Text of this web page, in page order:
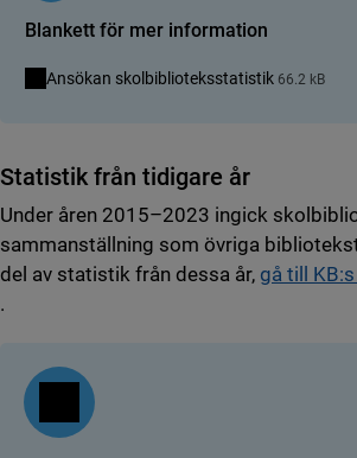
Blankett för mer information
Ansökan skolbiblioteksstatistik 66.2 kB
Statistik från tidigare år
Under åren 2015–2023 ingick
sammanställning som övriga
del av statistik från dessa år, gå till
Länk till annan webbplats.
.